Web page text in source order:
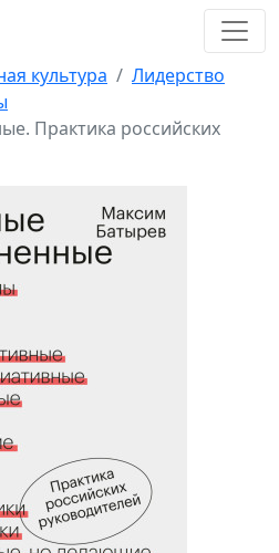
культура
Лидерство
Практика российских